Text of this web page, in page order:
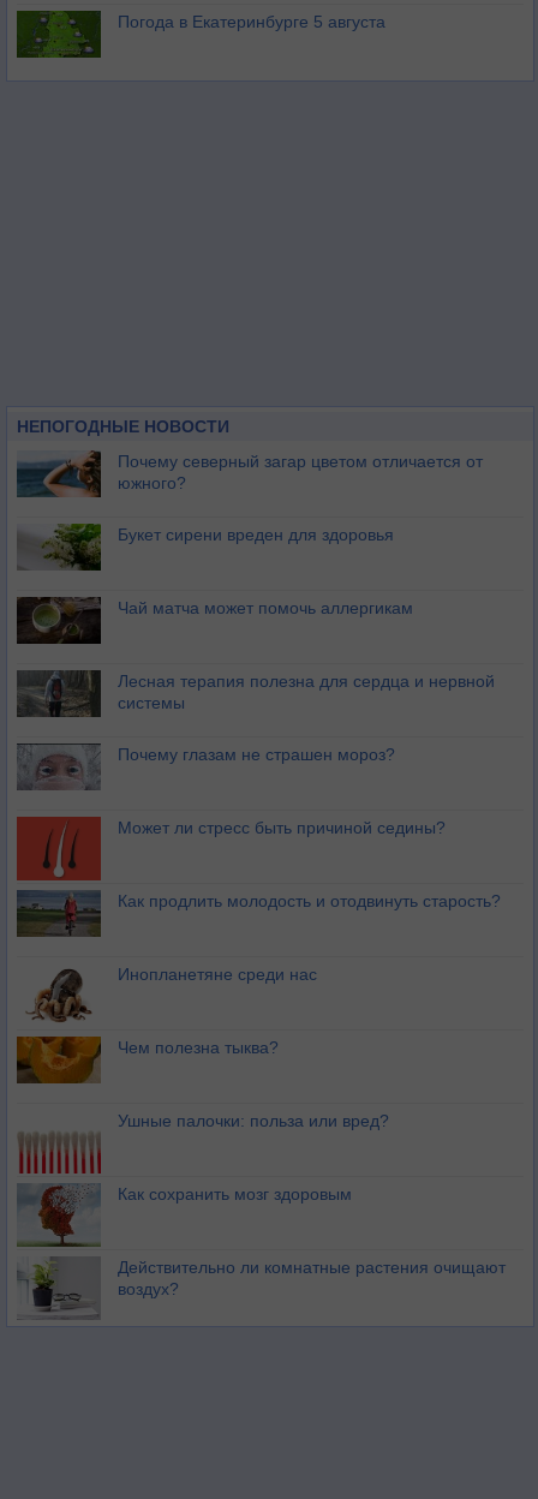
Погода в Екатеринбурге 5 августа
НЕПОГОДНЫЕ НОВОСТИ
Почему северный загар цветом отличается от
южного?
Букет сирени вреден для здоровья
Чай матча может помочь аллергикам
Лесная терапия полезна для сердца и нервной
системы
Почему глазам не страшен мороз?
Может ли стресс быть причиной седины?
Как продлить молодость и отодвинуть старость?
Инопланетяне среди нас
Чем полезна тыква?
Ушные палочки: польза или вред?
Как сохранить мозг здоровым
Действительно ли комнатные растения очищают
воздух?